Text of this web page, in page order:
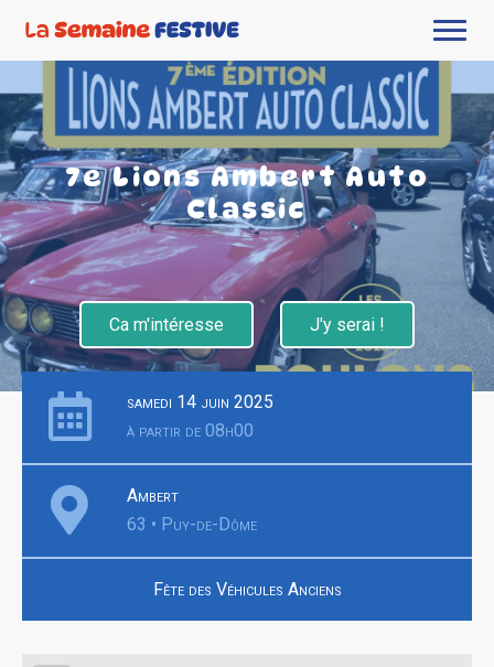
7e Lions Ambert Auto
Classic
Ca m'intéresse J'y serai !
samedi 14 juin 2025
à partir de 08h00
Ambert
63 • Puy-de-Dôme
Fête des Véhicules Anciens